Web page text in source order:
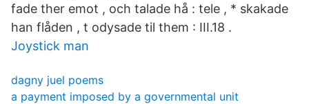
fade ther emot , och talade hå : tele , * skakade
han flåden , t odysade til them : III.18 .
Joystick man
dagny juel poems
a payment imposed by a governmental unit